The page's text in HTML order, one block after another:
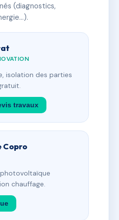
(diagnostics,
isolation des parties
travaux
Copro
chauffage.